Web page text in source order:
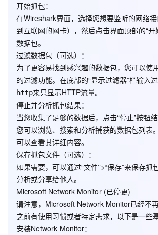
开始抓包：
在Wireshark界面，选择您想要监听的网络
到互联网的网卡），然后点击界面顶部的“开
数据包。
过滤数据包 （可选）：
为了更容易找到感兴趣的数据包，您可以使
的过滤功能。在底部的“显示过滤器”栏输入
http来只显示HTTP流量。
停止并分析抓包结果：
当您收集了足够的数据后，点击“停止”按钮
您可以浏览、搜索和分析捕获的数据包列表
可以查看其详细内容。
保存抓包文件 （可选）：
如果需要，可以通过“文件”>“保存”来保存抓
分析或分享给他人。
Microsoft Network Monitor (已停更)
请注意，Microsoft Network Monitor已经不
之前有使用习惯或者特定需求，以下是一些
安装Network Monitor：